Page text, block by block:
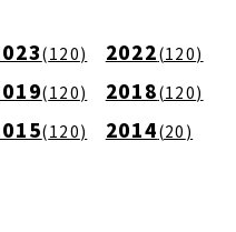
(120) 2022(120)
(120) 2018(120)
(120) 2014(20 )